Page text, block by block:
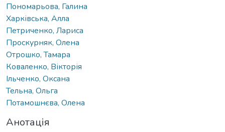
Пономарьова, Галина
Харківська, Алла
Петриченко, Лариса
Проскурняк, Олена
Отрошко, Тамара
Коваленко, Вікторія
Ільченко, Оксана
Тельна, Ольга
Потамошнєва, Олена
Анотація